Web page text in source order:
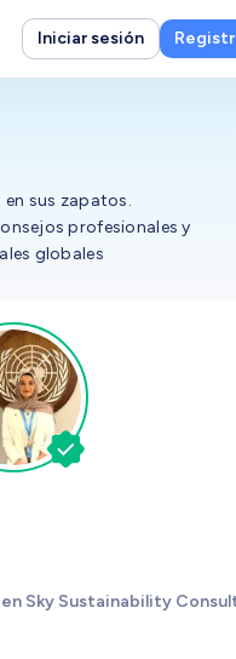
Iniciar sesión
sus zapatos.
profesionales y
globales
Sky Sustainability